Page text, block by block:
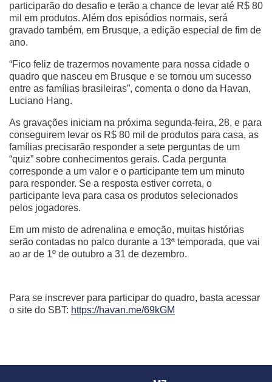
participarão do desafio e terão a chance de levar até R$ 80
mil em produtos. Além dos episódios normais, será
gravado também, em Brusque, a edição especial de fim de
ano.
“Fico feliz de trazermos novamente para nossa cidade o
quadro que nasceu em Brusque e se tornou um sucesso
entre as famílias brasileiras”, comenta o dono da Havan,
Luciano Hang.
As gravações iniciam na próxima segunda-feira, 28, e para
conseguirem levar os R$ 80 mil de produtos para casa, as
famílias precisarão responder a sete perguntas de um
“quiz” sobre conhecimentos gerais. Cada pergunta
corresponde a um valor e o participante tem um minuto
para responder. Se a resposta estiver correta, o
participante leva para casa os produtos selecionados
pelos jogadores.
Em um misto de adrenalina e emoção, muitas histórias
serão contadas no palco durante a 13ª temporada, que vai
ao ar de 1º de outubro a 31 de dezembro.
Para se inscrever para participar do quadro, basta acessar
o site do SBT: https://havan.me/69kGM